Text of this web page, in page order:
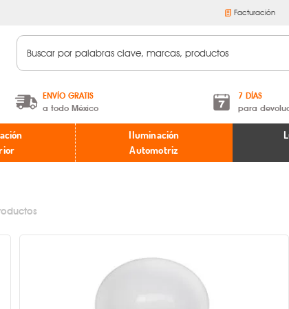
Facturación
ENVÍO GRATIS
a todo México
A partir de $599 MXN.
* Aplican restricciones
7 DÍAS
para
Términos y
Políticas de
Iluminación
Automotriz